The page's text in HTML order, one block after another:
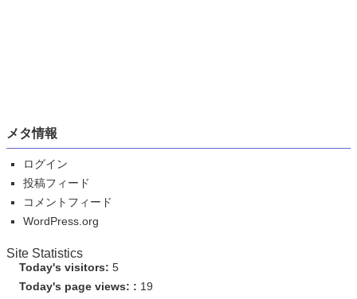
メタ情報
ログイン
投稿フィード
コメントフィード
WordPress.org
Site Statistics
Today's visitors: 5
Today's page views: : 19